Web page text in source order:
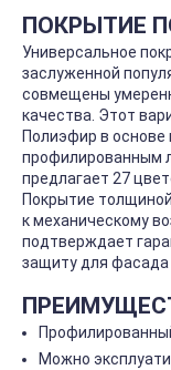
ПОКРЫТИЕ
Универсальное
заслуженной
совмещены
качества. Этот
Полиэфир в основе
профилированным
предлагает 27
Покрытие
к механическому
подтверждает
защиту для
Можно